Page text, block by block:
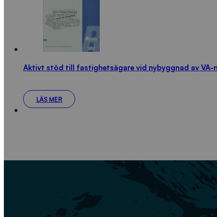
Aktivt stöd till fastighetsägare vid nybyggnad av VA-
LÄS MER